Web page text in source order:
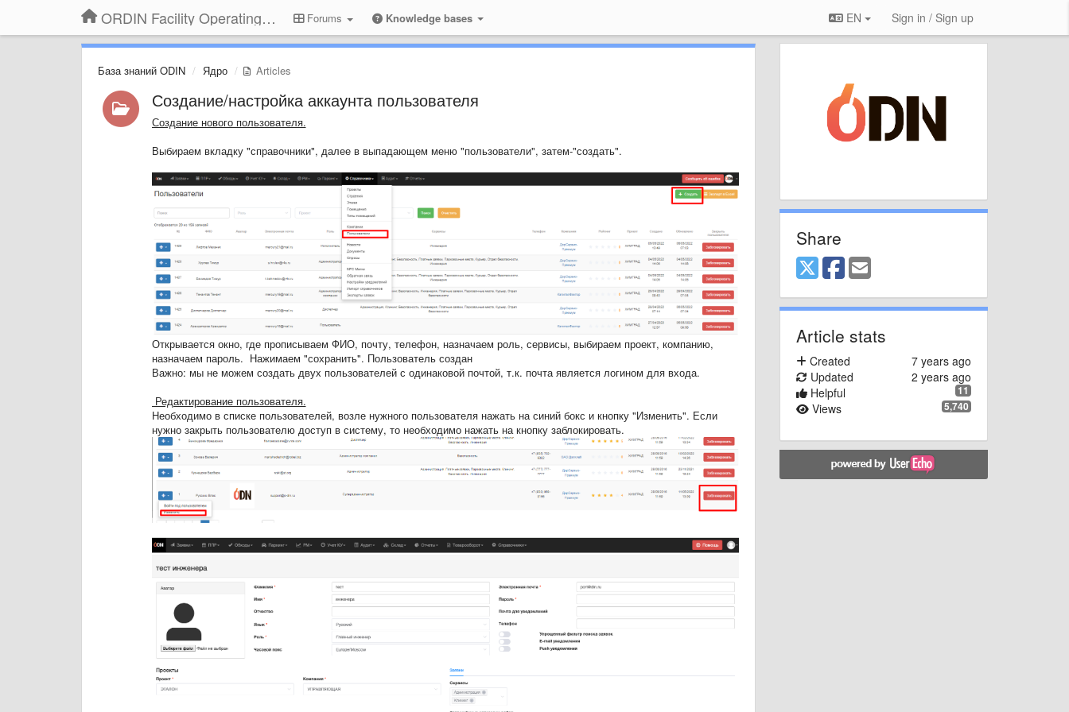
ORDIN Facility Operating System Forums Knowledge bases EN Sign in / Sign up
База знаний ODIN Ядро Articles
Создание/настройка аккаунта пользователя
Создание нового пользователя.
Выбираем вкладку "справочники", далее в выпадающем меню "пользователи", затем-"создать".
Открывается окно, где прописываем ФИО, почту, телефон, назначаем роль, сервисы, выбираем проект, компанию,
назначаем пароль. Нажимаем "сохранить". Пользователь создан
Важно: мы не можем создать двух пользователей с одинаковой почтой, т.к. почта является логином для входа.
Редактирование пользователя.
Необходимо в списке пользователей, возле нужного пользователя нажать на синий бокс и кнопку "Изменить". Если
нужно закрыть пользователю доступ в систему, то необходимо нажать на кнопку заблокировать.
Share
Article stats
7 years ago
Created
2 years ago
Updated
11
Helpful
5,740
Views